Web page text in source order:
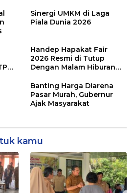
Sinergi UMKM di Laga
Piala Dunia 2026
Handep Hapakat Fair
2026 Resmi di Tutup
Dengan Malam Hiburan
Banting Harga Diarena
Pasar Murah, Gubernur
Ajak Masyarakat
kamu